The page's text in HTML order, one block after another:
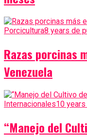
Porcicultura8 years de
Razas porcinas
Venezuela
Internacionales10
“Manejo del